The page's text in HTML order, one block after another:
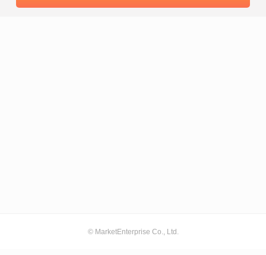
© MarketEnterprise Co., Ltd.